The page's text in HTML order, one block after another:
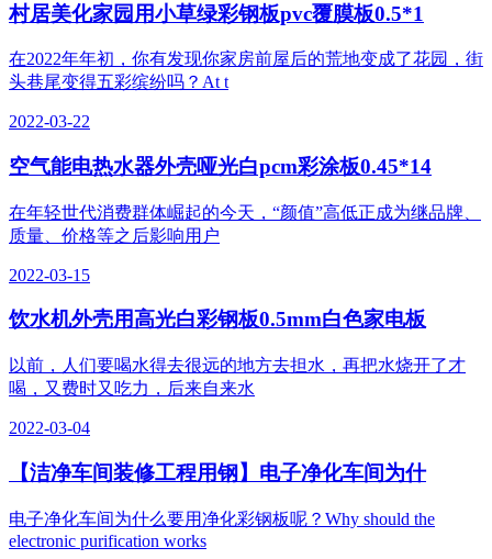
村居美化家园用小草绿彩钢板pvc覆膜板0.5*1
在2022年年初，你有发现你家房前屋后的荒地变成了花园，街
头巷尾变得五彩缤纷吗？At t
2022-03-22
空气能电热水器外壳哑光白pcm彩涂板0.45*14
在年轻世代消费群体崛起的今天，“颜值”高低正成为继品牌、
质量、价格等之后影响用户
2022-03-15
饮水机外壳用高光白彩钢板0.5mm白色家电板
以前，人们要喝水得去很远的地方去担水，再把水烧开了才
喝，又费时又吃力，后来自来水
2022-03-04
【洁净车间装修工程用钢】电子净化车间为什
电子净化车间为什么要用净化彩钢板呢？Why should the
electronic purification works